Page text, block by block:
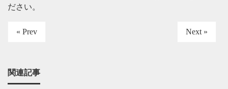
ださい。
« Prev Next »
関連記事